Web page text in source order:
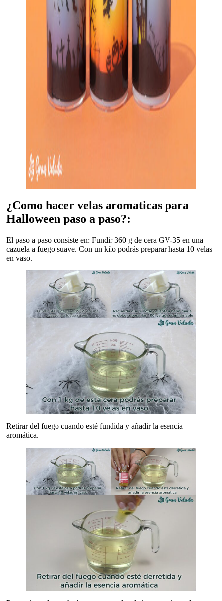
¿Como hacer velas aromaticas para
Halloween paso a paso?:
El paso a paso consiste en: Fundir 360 g de cera GV-35 en una
cazuela a fuego suave. Con un kilo podrás preparar hasta 10 velas
en vaso.
Retirar del fuego cuando esté fundida y añadir la esencia
aromática.